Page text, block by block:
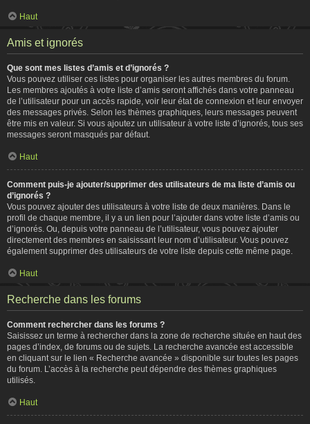
Haut
Amis et ignorés
Que sont mes listes d’amis et d’ignorés ?
Vous pouvez utiliser ces listes pour organiser les autres membres du forum.
Les membres ajoutés à votre liste d’amis seront affichés dans votre panneau
de l’utilisateur pour un accès rapide, voir leur état de connexion et leur envoyer
des messages privés. Selon les thèmes graphiques, leurs messages peuvent
être mis en valeur. Si vous ajoutez un utilisateur à votre liste d’ignorés, tous ses
messages seront masqués par défaut.
Haut
Comment puis-je ajouter/supprimer des utilisateurs de ma liste d’amis ou
d’ignorés ?
Vous pouvez ajouter des utilisateurs à votre liste de deux manières. Dans le
profil de chaque membre, il y a un lien pour l’ajouter dans votre liste d’amis ou
d’ignorés. Ou, depuis votre panneau de l’utilisateur, vous pouvez ajouter
directement des membres en saisissant leur nom d’utilisateur. Vous pouvez
également supprimer des utilisateurs de votre liste depuis cette même page.
Haut
Recherche dans les forums
Comment rechercher dans les forums ?
Saisissez un terme à rechercher dans la zone de recherche située en haut des
pages d’index, de forums ou de sujets. La recherche avancée est accessible
en cliquant sur le lien « Recherche avancée » disponible sur toutes les pages
du forum. L’accès à la recherche peut dépendre des thèmes graphiques
utilisés.
Haut